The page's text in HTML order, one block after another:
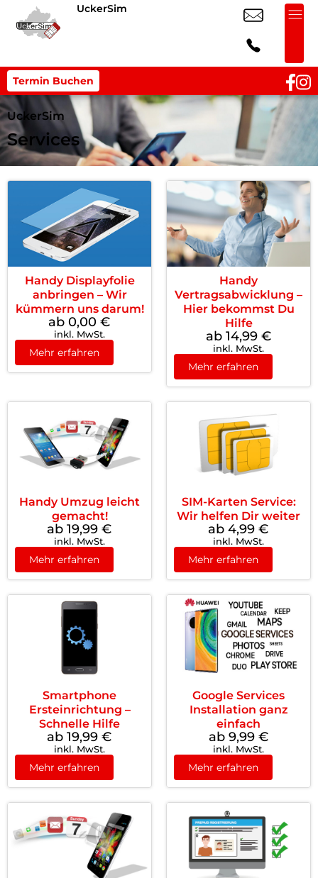
UckerSim
Termin Buchen
UckerSim
Services
Handy Displayfolie
anbringen – Wir
kümmern uns darum!
ab 0,00 €
inkl. MwSt.
Mehr erfahren
Handy
Vertragsabwicklung –
Hier bekommst Du
Hilfe
ab 14,99 €
inkl. MwSt.
Mehr erfahren
Handy Umzug leicht
gemacht!
ab 19,99 €
inkl. MwSt.
Mehr erfahren
SIM-Karten Service:
Wir helfen Dir weiter
ab 4,99 €
inkl. MwSt.
Mehr erfahren
Smartphone
Ersteinrichtung –
Schnelle Hilfe
ab 19,99 €
inkl. MwSt.
Mehr erfahren
Google Services
Installation ganz
einfach
ab 9,99 €
inkl. MwSt.
Mehr erfahren